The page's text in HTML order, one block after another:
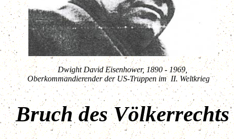
Dwight David Eisenhower, 1890 - 1969,
Oberkommandierender der US-Truppen im II. Weltkrieg
Bruch des Völkerrechts